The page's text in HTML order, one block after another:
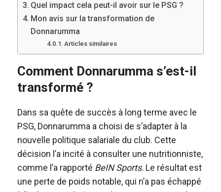
Quel impact cela peut-il avoir sur le PSG ?
Mon avis sur la transformation de
Donnarumma
Articles similaires
Comment Donnarumma s’est-il
transformé ?
Dans sa quête de succès à long terme avec le
PSG, Donnarumma a choisi de s’adapter à la
nouvelle politique salariale du club. Cette
décision l’a incité à consulter une nutritionniste,
comme l’a rapporté BeIN Sports. Le résultat est
une perte de poids notable, qui n’a pas échappé